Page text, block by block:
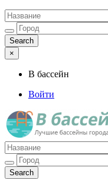
×
В бассейн
Войти
Лучшие бассейны города